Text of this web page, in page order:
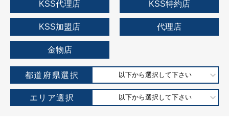
KSS代理店 KSS特約店
KSS加盟店 代理店
金物店
都道府県選択 以下から選択して下さい
エリア選択 以下から選択して下さい